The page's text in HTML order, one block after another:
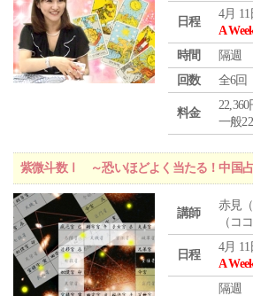
日程
4月 11
A
時間
隔週
回数
全6回
料金
22,360
一般
紫微斗数Ⅰ ～恐いほどよく当たる！中国
講師
赤見
（コ
日程
4月 11
A
隔週